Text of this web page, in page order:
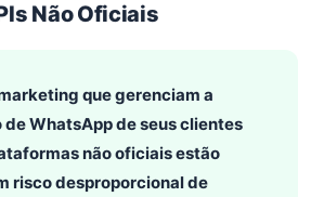
Não Oficiais
que gerenciam a
WhatsApp de seus clientes
não oficiais estão
risco desproporcional de